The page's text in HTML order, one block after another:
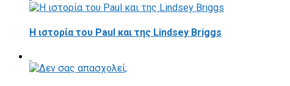
Η ιστορία του Paul και της Lindsey Briggs